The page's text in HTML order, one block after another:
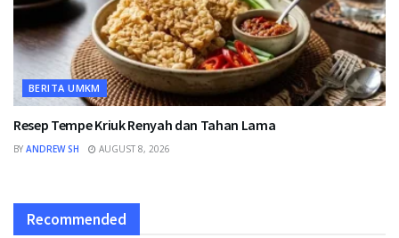
BERITA UMKM
Resep Tempe Kriuk Renyah dan Tahan Lama
BY ANDREW SH AUGUST 8, 2026
Recommended